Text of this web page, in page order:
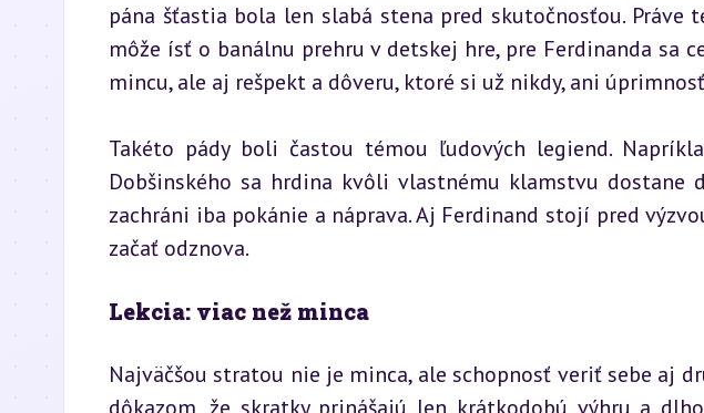
pána šťastia bola len slabá stena pred skutočnosťou.
môže ísť o banálnu prehru v detskej hre, pre Ferdinanda sa
mincu, ale aj rešpekt a dôveru, ktoré si už nikdy, ani
Takéto pády boli častou témou ľudových legiend.
Dobšinského sa hrdina kvôli vlastnému klamstvu dostane
zachráni iba pokánie a náprava. Aj Ferdinand stojí pred
začať odznova.
Lekcia: viac než minca
Najväčšou stratou nie je minca, ale schopnosť veriť sebe aj